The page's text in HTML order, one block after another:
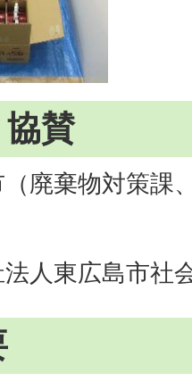
賛
廃棄物対策課
人東広島市社